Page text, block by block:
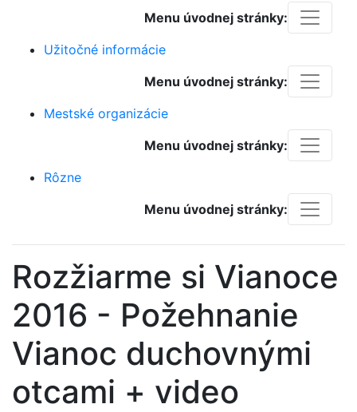
Menu úvodnej stránky:
Užitočné informácie
Menu úvodnej stránky:
Mestské organizácie
Menu úvodnej stránky:
Rôzne
Menu úvodnej stránky:
Rozžiarme si Vianoce
2016 - Požehnanie
Vianoc duchovnými
otcami + video